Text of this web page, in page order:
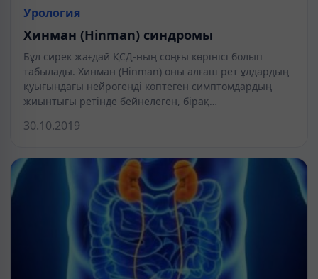
Урология
Хинман (Hinman) синдромы
Бұл сирек жағдай ҚСД-ның соңғы көрінісі болып
табылады. Хинман (Hinman) оны алғаш рет ұлдардың
қуығындағы нейрогенді көптеген симптомдардың
жиынтығы ретінде бейнелеген, бірақ…
30.10.2019